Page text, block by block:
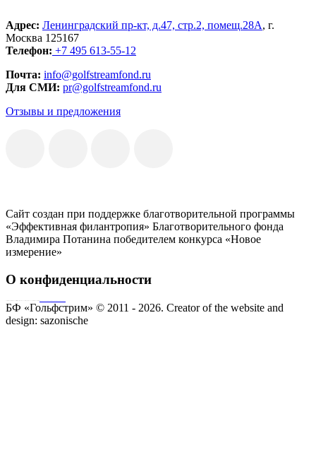
Адрес: Ленинградский пр-кт, д.47, стр.2, помещ.28А, г.
Москва 125167
Телефон: +7 495 613-55-12
Почта: info@golfstreamfond.ru
Для СМИ: pr@golfstreamfond.ru
Отзывы и предложения
Сайт создан при поддержке благотворительной программы
«Эффективная филантропия» Благотворительного фонда
Владимира Потанина победителем конкурса «Новое
измерение»
О конфиденциальности
БФ «Гольфстрим» © 2011 - 2026. Creator of the website and
design: sazonische